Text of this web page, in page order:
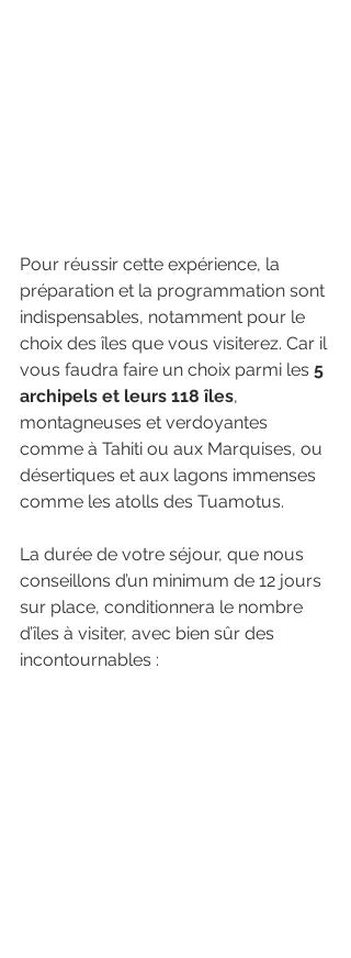
Pour réussir cette expérience, la
préparation et la programmation sont
indispensables, notamment pour le
choix des îles que vous visiterez. Car il
vous faudra faire un choix parmi les 5
archipels et leurs 118 îles,
montagneuses et verdoyantes
comme à Tahiti ou aux Marquises, ou
désertiques et aux lagons immenses
comme les atolls des Tuamotus.
La durée de votre séjour, que nous
conseillons d’un minimum de 12 jours
sur place, conditionnera le nombre
d’îles à visiter, avec bien sûr des
incontournables :